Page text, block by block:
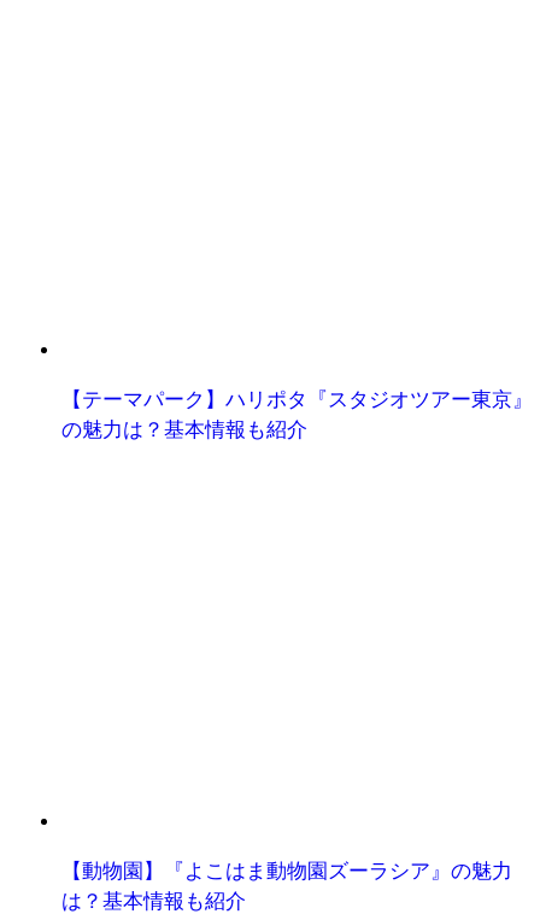
【テーマパーク】ハリポタ『スタジオツアー東京』
の魅力は？基本情報も紹介
【動物園】『よこはま動物園ズーラシア』の魅力
は？基本情報も紹介